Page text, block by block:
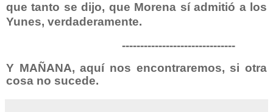
que tanto se dijo, que Morena sí admitió a los
Yunes, verdaderamente.
-------------------------------
Y MAÑANA, aquí nos encontraremos, si otra
cosa no sucede.